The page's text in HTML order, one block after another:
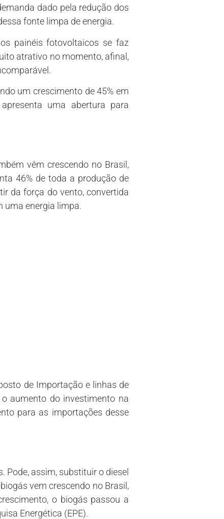
dado pela redução dos
fonte limpa de energia.
painéis fotovoltaicos se faz
atrativo no momento, afinal,
um crescimento de 45% em
uma abertura para
vêm crescendo no Brasil,
46% de toda a produção de
da força do vento, convertida
uma energia limpa.
de Importação e linhas de
aumento do investimento na
para as importações desse
assim, substituir o diesel
vem crescendo no Brasil,
o biogás passou a
Energética (EPE).